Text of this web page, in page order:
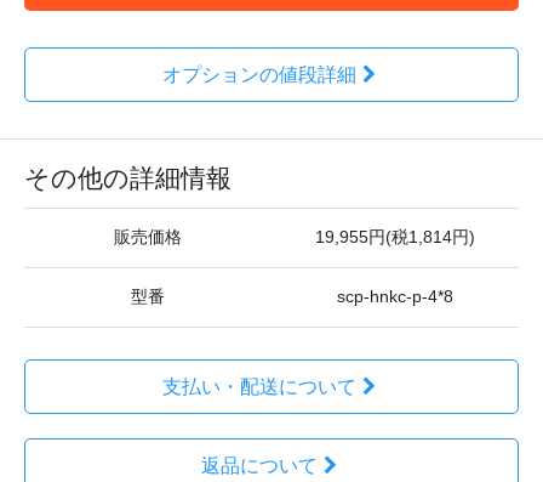
オプションの値段詳細
その他の詳細情報
販売価格 19,955円(税1,814円)
型番 scp-hnkc-p-4*8
支払い・配送について
返品について